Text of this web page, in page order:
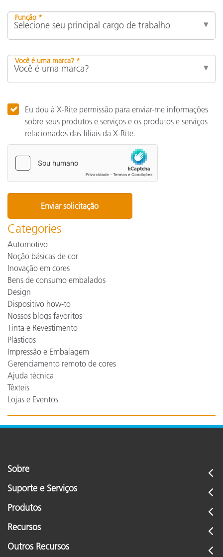
Função *
Você é uma marca? *
Eu dou à X-Rite permissão para enviar-me informações
sobre seus produtos e serviços e os produtos e serviços
relacionados das filiais da X-Rite.
Categories
Automotivo
Noção básicas de cor
Inovação em cores
Bens de consumo embalados
Design
Dispositivo how-to
Nossos blogs favoritos
Tinta e Revestimento
Plásticos
Impressão e Embalagem
Gerenciamento remoto de cores
Ajuda técnica
Têxteis
Lojas e Eventos
Sobre
Suporte e Serviços
Produtos
Recursos
Outros Recursos